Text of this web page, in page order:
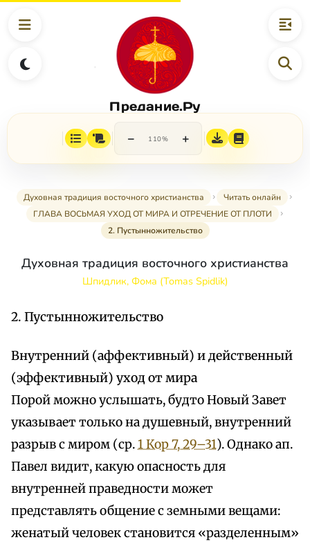
Предание.Ру
− 110% +
Духовная традиция восточного христианства
Читать онлайн
ГЛАВА ВОСbМАЯ УХОД ОТ МИРА И ОТРЕЧЕНИЕ ОТ ПЛОТИ
2. Пустынножительство
Духовная традиция восточного христианства
Шпидлик, Фома (Tomas Spidlik)
2. Пустынножительство
Внутренний (аффективный) и действенный
(эффективный) уход от мира
Порой можно услышать, будто Новый Завет
указывает только на душевный, внутренний
разрыв с миром (ср.1 Кор 7, 29–31). Однако ап.
Павел видит, какую опасность для
внутренней праведности может
представлять общение с земными вещами:
женатый человек становится «разделенным»